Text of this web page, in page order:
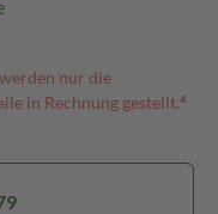
nur die
in Rechnung gestellt.⁴